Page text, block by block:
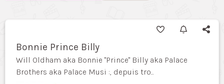
Bonnie Prince Billy
Will Oldham aka Bonnie "Prince" Billy aka Palace
Brothers aka Palace Musi :, depuis tro...